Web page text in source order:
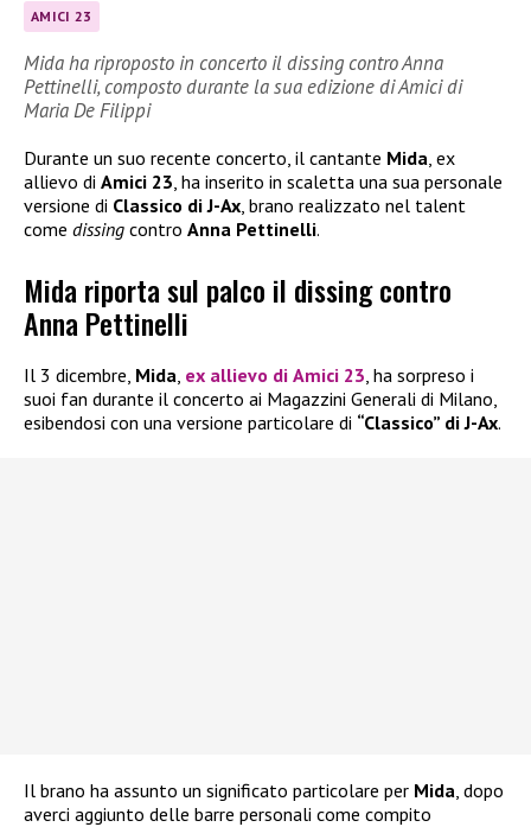
AMICI 23
Mida ha riproposto in concerto il dissing contro Anna
Pettinelli, composto durante la sua edizione di Amici di
Maria De Filippi
Durante un suo recente concerto, il cantante Mida, ex
allievo di Amici 23, ha inserito in scaletta una sua personale
versione di Classico di J-Ax, brano realizzato nel talent
come dissing contro Anna Pettinelli.
Mida riporta sul palco il dissing contro
Anna Pettinelli
Il 3 dicembre, Mida ex allievo di Amici 23 , ha sorpreso i
suoi fan durante il concerto ai Magazzini Generali di Milano,
esibendosi con una versione particolare di “Classico” di J-Ax.
Il brano ha assunto un significato particolare per Mida , dopo
averci aggiunto delle barre personali come compito